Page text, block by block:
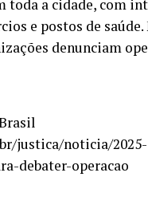
toda a cidade, com
e postos de
denunciam
justica/noticia/
debater-operacao